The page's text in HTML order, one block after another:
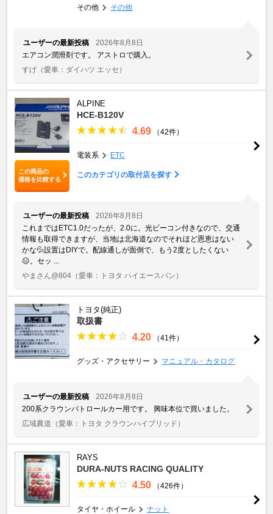
その他 その他
ユーザーの最新投稿
2026年8月8日
エアコン潤滑剤です。 アストロで購入。
すげ （愛車：ダイハツ エッセ）
この商品の
価格を比較する
ALPINE
HCE-B120V
4.69 （42件）
電装系 ETC
このカテゴリの取付店を探す
ユーザーの最新投稿
2026年8月8日
これまではETC1.0だったが、2.0に。光ビーコン付きなので、交通
情報も取得できますが、当地は北海道なのでそれほど恩恵はない
かな💦設置はDIYで。配線通しが面倒で、もう2度としたくない
😑。セッ ...
やまさん@804 （愛車：トヨタ ハイエースバン）
トヨタ(純正)
取扱書
4.20 （41件）
グッズ・アクセサリー マニュアル・カタログ
ユーザーの最新投稿
2026年8月8日
200系クラウンパトロールカー用です。 興味本位で買いました。
広域農道 （愛車：トヨタ クラウンハイブリッド）
RAYS
DURA-NUTS RACING QUALITY
4.50 （426件）
タイヤ・ホイール ナット